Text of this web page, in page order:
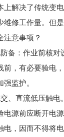
上解决了传统变
维修工作量。但
注意事项？
备：作业前核
前，有必要验电
监护。
、直流低压触
电源前应断开电
电，因而不得将